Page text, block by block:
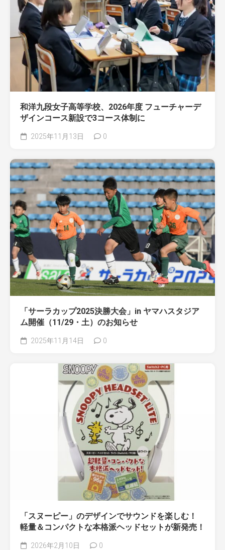
和洋九段女子高等学校、2026年度 フューチャーデ
ザインコース新設で3コース体制に
2025年11月13日 0
「サーラカップ2025決勝大会」in ヤマハスタジア
ム開催（11/29・土）のお知らせ
2025年11月14日 0
「スヌーピー」のデザインでサウンドを楽しむ！
軽量＆コンパクトな本格派ヘッドセットが新発売！
2026年2月10日 0